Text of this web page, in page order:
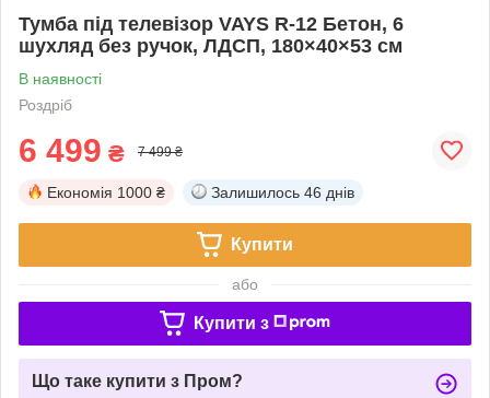
Тумба під телевізор VAYS R-12 Бетон, 6
шухляд без ручок, ЛДСП, 180×40×53 см
В наявності
Роздріб
6 499 ₴ 7 499 ₴
Економія 1000 ₴ Залишилось 46 днів
Купити
або
Купити з
Що таке купити з Пром?